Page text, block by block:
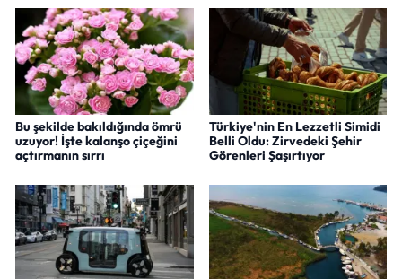
Bu şekilde bakıldığında ömrü
uzuyor! İşte kalanşo çiçeğini
açtırmanın sırrı
Türkiye'nin En Lezzetli Simidi
Belli Oldu: Zirvedeki Şehir
Görenleri Şaşırtıyor